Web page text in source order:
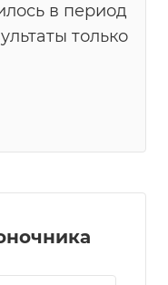
в период
только